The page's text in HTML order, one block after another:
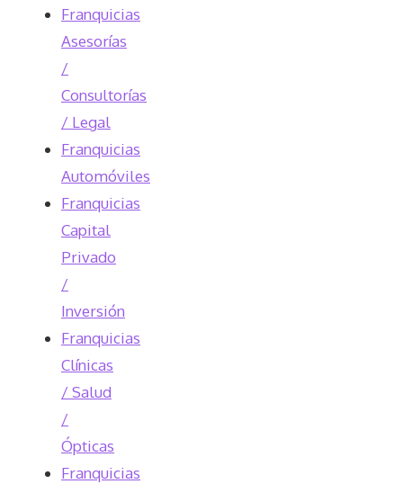
Franquicias
Asesorías
/
Consultorías
/ Legal
Franquicias
Automóviles
Franquicias
Capital
Privado
/
Inversión
Franquicias
Clínicas
/ Salud
/
Ópticas
Franquicias